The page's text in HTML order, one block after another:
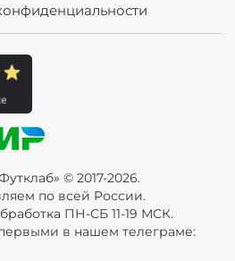
© 2017-2026.
по всей России.
ПН-СБ 11-19 МСК.
в нашем телеграме: